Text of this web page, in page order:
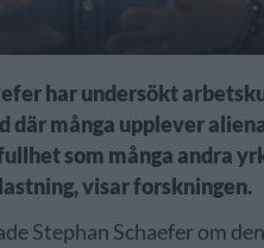
har undersökt
där många upplever
som många andra
visar forskningen.
Stephan Schaefer om